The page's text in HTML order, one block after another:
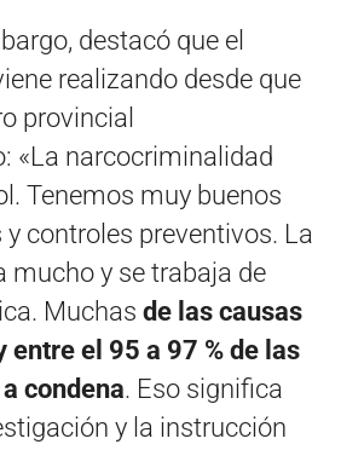
destacó que el
realizando desde que
provincial
«La narcocriminalidad
Tenemos muy buenos
controles preventivos. La
mucho y se trabaja de
Muchas de las causas
entre el 95 a 97 % de las
condena. Eso significa
y la instrucción